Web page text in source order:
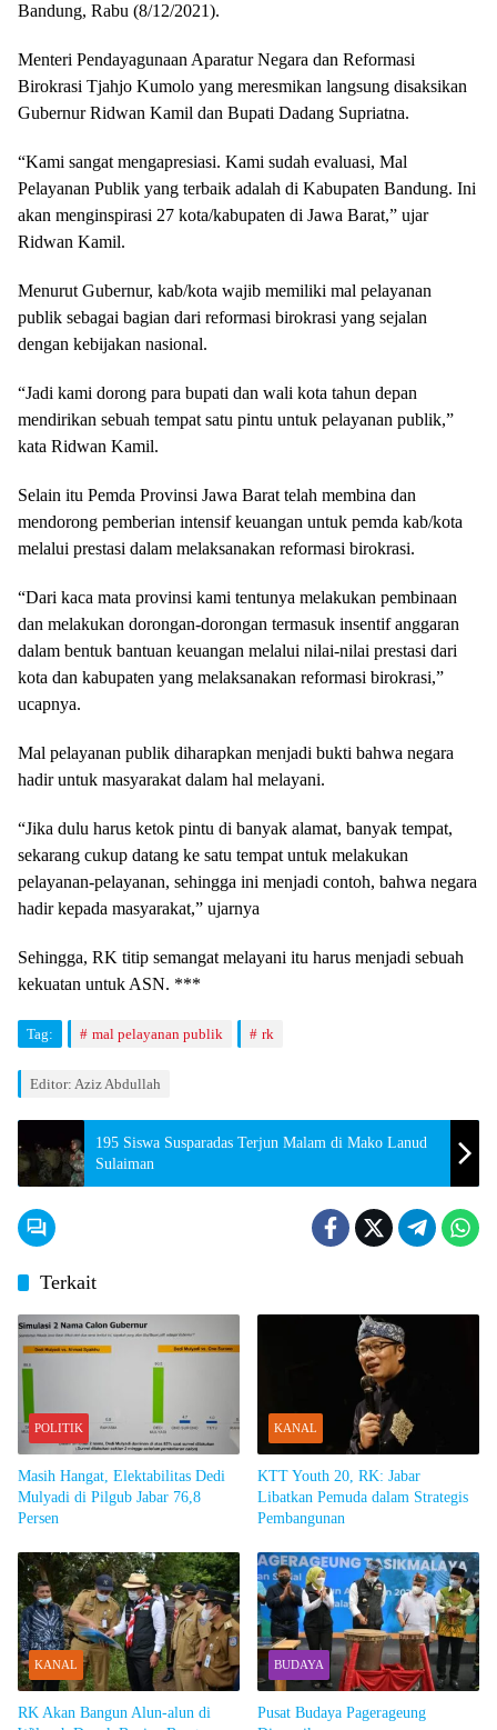
Bandung, Rabu (8/12/2021).
Menteri Pendayagunaan Aparatur Negara dan Reformasi
Birokrasi Tjahjo Kumolo yang meresmikan langsung disaksikan
Gubernur Ridwan Kamil dan Bupati Dadang Supriatna.
“Kami sangat mengapresiasi. Kami sudah evaluasi, Mal
Pelayanan Publik yang terbaik adalah di Kabupaten Bandung. Ini
akan menginspirasi 27 kota/kabupaten di Jawa Barat,” ujar
Ridwan Kamil.
Menurut Gubernur, kab/kota wajib memiliki mal pelayanan
publik sebagai bagian dari reformasi birokrasi yang sejalan
dengan kebijakan nasional.
“Jadi kami dorong para bupati dan wali kota tahun depan
mendirikan sebuah tempat satu pintu untuk pelayanan publik,”
kata Ridwan Kamil.
Selain itu Pemda Provinsi Jawa Barat telah membina dan
mendorong pemberian intensif keuangan untuk pemda kab/kota
melalui prestasi dalam melaksanakan reformasi birokrasi.
“Dari kaca mata provinsi kami tentunya melakukan pembinaan
dan melakukan dorongan-dorongan termasuk insentif anggaran
dalam bentuk bantuan keuangan melalui nilai-nilai prestasi dari
kota dan kabupaten yang melaksanakan reformasi birokrasi,”
ucapnya.
Mal pelayanan publik diharapkan menjadi bukti bahwa negara
hadir untuk masyarakat dalam hal melayani.
“Jika dulu harus ketok pintu di banyak alamat, banyak tempat,
sekarang cukup datang ke satu tempat untuk melakukan
pelayanan-pelayanan, sehingga ini menjadi contoh, bahwa negara
hadir kepada masyarakat,” ujarnya
Sehingga, RK titip semangat melayani itu harus menjadi sebuah
kekuatan untuk ASN. ***
Tag: mal pelayanan publik rk
Editor: Aziz Abdullah
195 Siswa Susparadas Terjun Malam di Mako Lanud
Sulaiman
Terkait
POLITIK
Masih Hangat, Elektabilitas Dedi
Mulyadi di Pilgub Jabar 76,8
Persen
KANAL
KTT Youth 20, RK: Jabar
Libatkan Pemuda dalam Strategis
Pembangunan
KANAL
RK Akan Bangun Alun-alun di
BUDAYA
Pusat Budaya Pagerageung